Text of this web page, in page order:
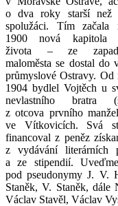
o dva roky starší než
spolužáci. Tím začala
1900 nová kapitola
života – ze
maloměsta se dostal do
průmyslové Ostravy. Od
1904 bydlel Vojtěch u
nevlastního bratra
z otcova prvního
ve Vítkovicích. Svá
financoval z peněz
z vydávání literárních
a ze stipendií.
pod pseudonymy J. V.
Staněk, V. Staněk, dále
Václav Stavěl, Václav